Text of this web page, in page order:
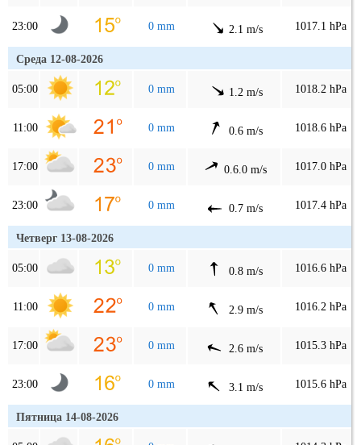
23:00 0 mm 2.1 m/s 1017.1 hPa
Среда 12-08-2026
05:00 0 mm 1.2 m/s 1018.2 hPa
11:00 0 mm 0.6 m/s 1018.6 hPa
17:00 0 mm 0.6.0 m/s 1017.0 hPa
23:00 0 mm 0.7 m/s 1017.4 hPa
Четверг 13-08-2026
05:00 0 mm 0.8 m/s 1016.6 hPa
11:00 0 mm 2.9 m/s 1016.2 hPa
17:00 0 mm 2.6 m/s 1015.3 hPa
23:00 0 mm 3.1 m/s 1015.6 hPa
Пятница 14-08-2026